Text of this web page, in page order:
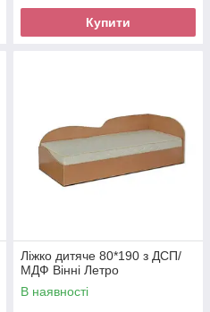
Горіх Оранж
Купити
Ліжко дитяче 80*190 з ДСП/
МДФ Вінні Летро
В наявності